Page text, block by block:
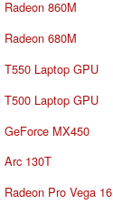
Radeon 860M
Radeon 680M
T550 Laptop GPU
T500 Laptop GPU
GeForce MX450
Arc 130T
Radeon Pro Vega 16